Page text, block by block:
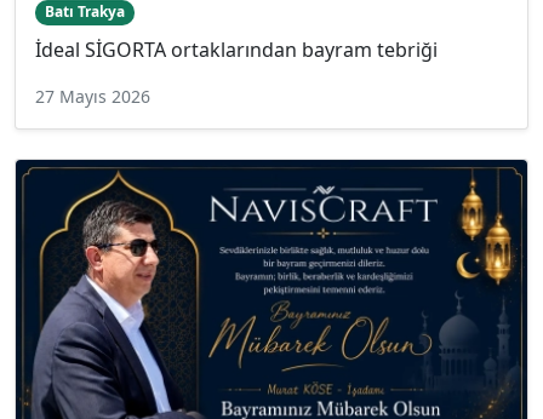
Batı Trakya
İdeal SİGORTA ortaklarından bayram tebriği
27 Mayıs 2026